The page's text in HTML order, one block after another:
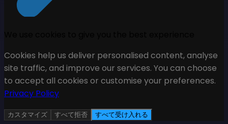
Cookies help us deliver personalised content, analyse
site traffic, and improve our services. You can choose
to accept all cookies or customise your preferences.
Privacy Policy
カスタマイズ すべて拒否 すべて受け入れる